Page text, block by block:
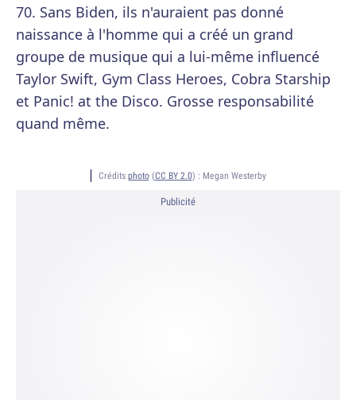
70. Sans Biden, ils n'auraient pas donné
naissance à l'homme qui a créé un grand
groupe de musique qui a lui-même influencé
Taylor Swift, Gym Class Heroes, Cobra Starship
et Panic! at the Disco. Grosse responsabilité
quand même.
Crédits photo(CC BY 2.0) : Megan Westerby
Publicité